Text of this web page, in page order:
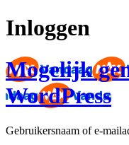
Inloggen
Mogelijk
WordPress
Gebruikersnaam of e-